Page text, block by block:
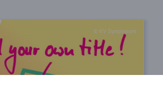
© KV Symposium